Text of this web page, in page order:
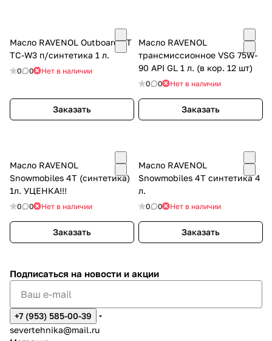
Масло RAVENOL Outboard 2Т
TC-W3 п/синтетика 1 л.
0 0 Нет в наличии
Заказать
Масло RAVENOL
трансмиссионное VSG 75W-
90 API GL 1 л. (в кор. 12 шт)
0 0 Нет в наличии
Заказать
Масло RAVENOL
Snowmobiles 4T (синтетика)
1л. УЦЕНКА!!!
0 0 Нет в наличии
Заказать
Масло RAVENOL
Snowmobiles 4T синтетика 4
л.
0 0 Нет в наличии
Заказать
Подписаться на новости и акции
+7 (953) 585-00-39
severtehnika@mail.ru